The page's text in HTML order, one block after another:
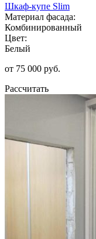
Шкаф-купе Slim
Материал фасада:
Комбинированный
Цвет:
Белый
от 75 000 руб.
Рассчитать